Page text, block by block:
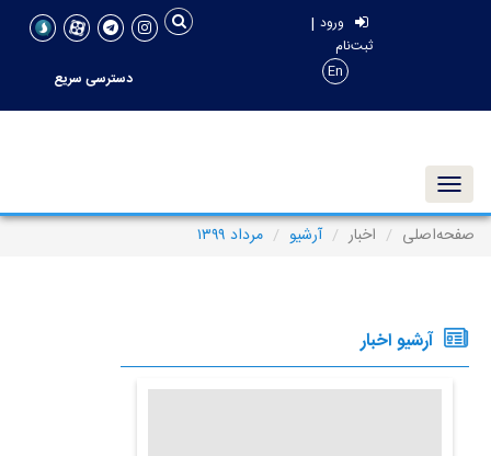
ورود |
ثبت‌نام
En
دسترسی سریع
Toggle navigation
صفحه‌اصلی
اخبار آرشیو مرداد ۱۳۹۹
آرشیو اخبار